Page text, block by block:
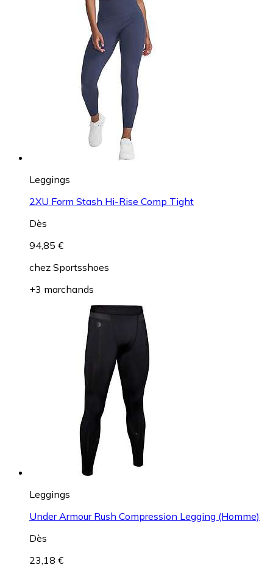
Leggings
2XU Form Stash Hi-Rise Comp Tight
Dès
94,85 €
chez Sportsshoes
+3 marchands
Leggings
Under Armour Rush Compression Legging (Homme)
Dès
23,18 €